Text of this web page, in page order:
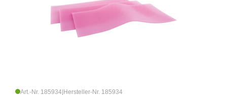
Art.-Nr. 185934 Hersteller-Nr. 185934